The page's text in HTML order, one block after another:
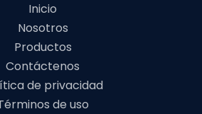
Inicio
Nosotros
Productos
Contáctenos
de privacidad
de uso